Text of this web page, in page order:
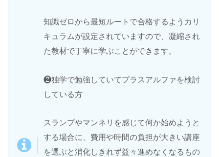
知識ゼロから最短ルートで合格するようカリ
キュラムが設定されていますので、凝縮され
た教材で丁寧に学ぶことができます。
❷独学で勉強していてプラスアルファを検討
している方
スランプやマンネリを感じて何か始めようと
する場合に、費用や時間の負担が大きい講座
を選ぶと消化しきれず益々進めなくなるもの